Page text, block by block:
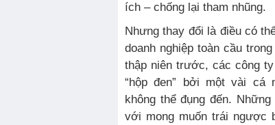
ích – chống lại tham nhũng.
Nhưng thay đổi là điều có
doanh nghiệp toàn cầu
thập niên trước, các công
“hộp đen” bởi một vài cá
không thể đụng đến.
với mong muốn trái ngược